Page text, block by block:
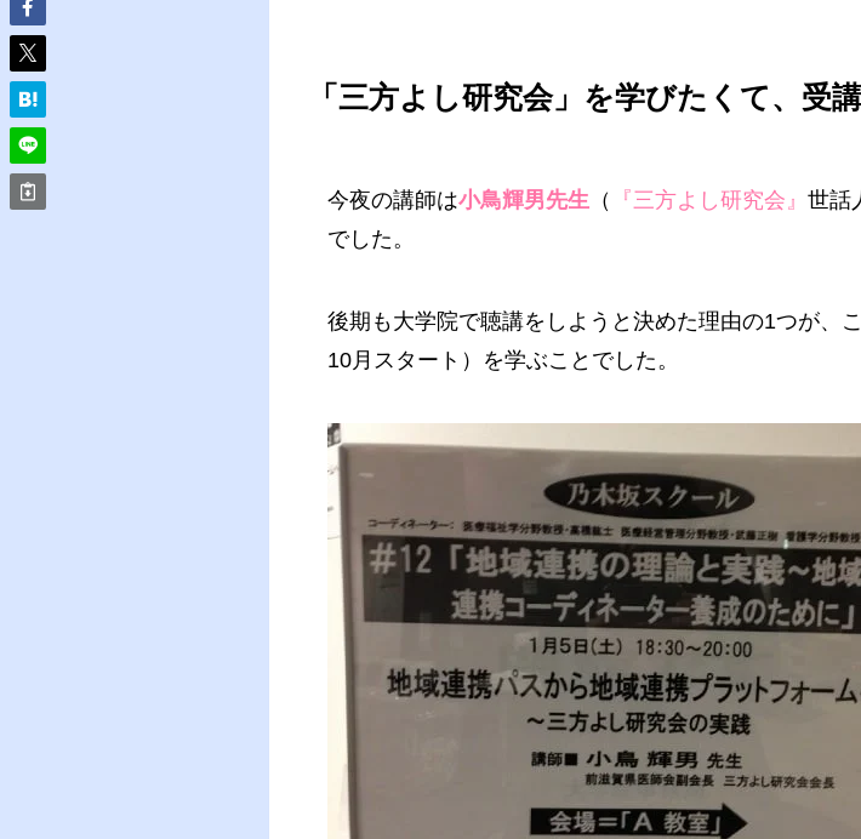
「三方よし研究会」を学びたくて、受
今夜の講師は小鳥輝男先生 （ 『三方よし研究会』 世話
でした。
後期も大学院で聴講をしようと決めた理由の1つが、
10月スタート）を学ぶことでした。